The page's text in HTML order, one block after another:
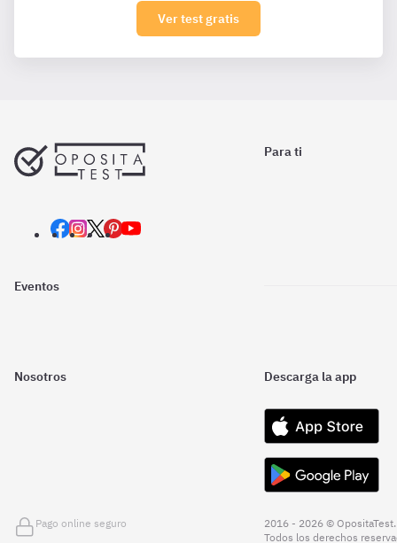
Ver test gratis
Para ti
Eventos
Nosotros Descarga la app
Pago online seguro
2016 - 2026 © OpositaTest.
Todos los derechos